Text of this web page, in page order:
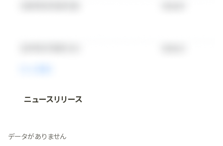
法人向け情報プラットフォーム
無料で使ってみる
ニュースリリース
データがありません